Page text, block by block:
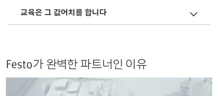
교육은 그 값어치를 합니다
Festo가 완벽한 파트너인 이유